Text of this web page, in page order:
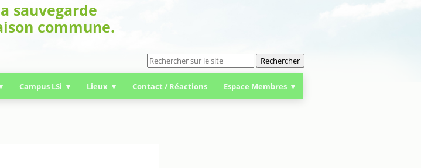
sauvegarde
commune.
Rechercher
Campus LSi Lieux Contact / Réactions Espace Membres